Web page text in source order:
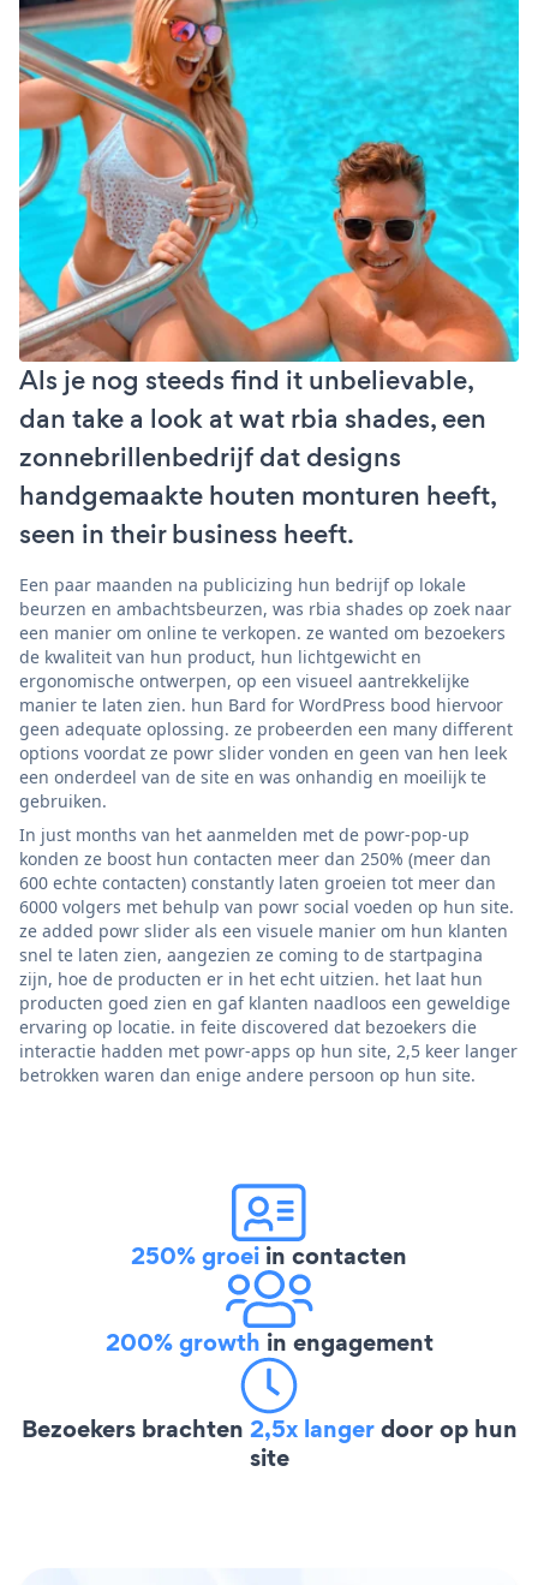
Als je nog steeds find it unbelievable,
dan take a look at wat rbia shades, een
zonnebrillenbedrijf dat designs
handgemaakte houten monturen heeft,
seen in their business heeft.
Een paar maanden na publicizing hun bedrijf op lokale
beurzen en ambachtsbeurzen, was rbia shades op zoek naar
een manier om online te verkopen. ze wanted om bezoekers
de kwaliteit van hun product, hun lichtgewicht en
ergonomische ontwerpen, op een visueel aantrekkelijke
manier te laten zien. hun Bard for WordPress bood hiervoor
geen adequate oplossing. ze probeerden een many different
options voordat ze powr slider vonden en geen van hen leek
een onderdeel van de site en was onhandig en moeilijk te
gebruiken.
In just months van het aanmelden met de powr-pop-up
konden ze boost hun contacten meer dan 250% (meer dan
600 echte contacten) constantly laten groeien tot meer dan
6000 volgers met behulp van powr social voeden op hun site.
ze added powr slider als een visuele manier om hun klanten
snel te laten zien, aangezien ze coming to de startpagina
zijn, hoe de producten er in het echt uitzien. het laat hun
producten goed zien en gaf klanten naadloos een geweldige
ervaring op locatie. in feite discovered dat bezoekers die
interactie hadden met powr-apps op hun site, 2,5 keer langer
betrokken waren dan enige andere persoon op hun site.
250% groei in contacten
200% growth in engagement
Bezoekers brachten 2,5x langerdoor op hun
site